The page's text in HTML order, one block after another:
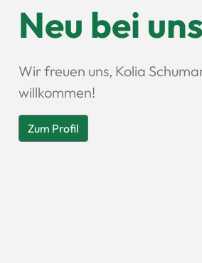
Neu bei uns
Wir freuen uns, Kolia
willkommen!
Zum Profil